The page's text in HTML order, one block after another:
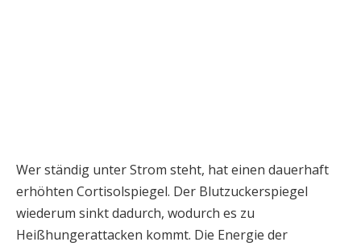
Wer ständig unter Strom steht, hat einen dauerhaft
erhöhten Cortisolspiegel. Der Blutzuckerspiegel
wiederum sinkt dadurch, wodurch es zu
Heißhungerattacken kommt. Die Energie der